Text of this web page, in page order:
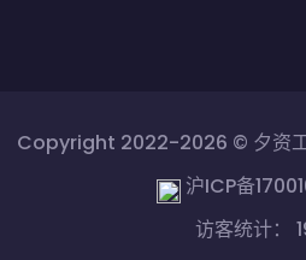
Copyright 2022-2026 © 夕资
沪ICP备
访客统计：